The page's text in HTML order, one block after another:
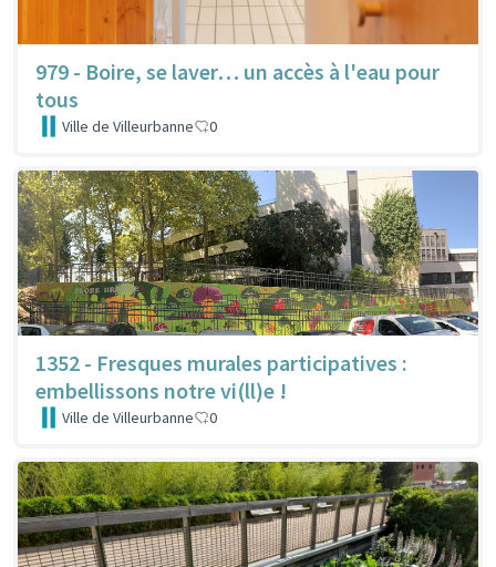
979 - Boire, se laver… un accès à l'eau pour
tous
Ville de Villeurbanne 0
1352 - Fresques murales participatives :
embellissons notre vi(ll)e !
Ville de Villeurbanne 0